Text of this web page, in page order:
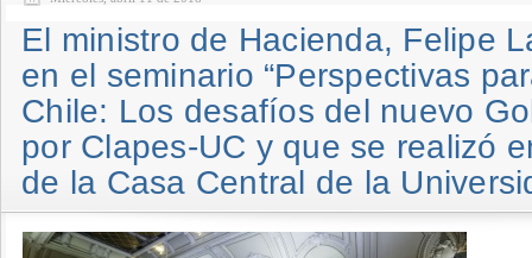
El ministro de Hacienda, Felipe
en el seminario “Perspectivas
Chile: Los desafíos del nuevo
por Clapes-UC y que se realizó
de la Casa Central de la